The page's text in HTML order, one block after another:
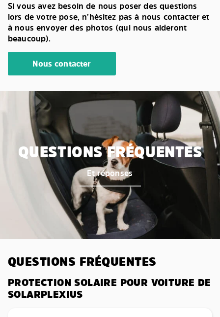
Si vous avez besoin de nous poser des questions
lors de votre pose, n’hésitez pas à nous contacter et
à nous envoyer des photos (qui nous aideront
beaucoup).
Nous contacter
QUESTIONS FRÉQUENTES
Et réponses
QUESTIONS FRÉQUENTES
PROTECTION SOLAIRE POUR VOITURE DE
SOLARPLEXIUS